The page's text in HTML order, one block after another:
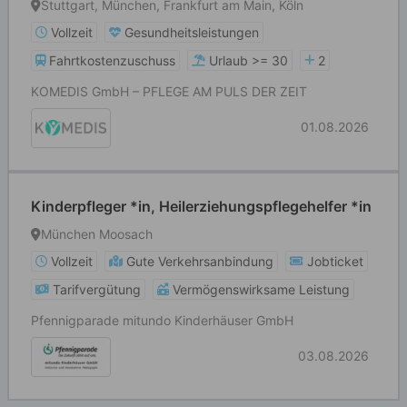
Stuttgart, München, Frankfurt am Main, Köln
Vollzeit
Gesundheitsleistungen
Fahrtkostenzuschuss
Urlaub >= 30
2
KOMEDIS GmbH – PFLEGE AM PULS DER ZEIT
01.08.2026
Kinderpfleger *in, Heilerziehungspflegehelfer *in
München Moosach
Vollzeit
Gute Verkehrsanbindung
Jobticket
Tarifvergütung
Vermögenswirksame Leistung
Pfennigparade mitundo Kinderhäuser GmbH
03.08.2026